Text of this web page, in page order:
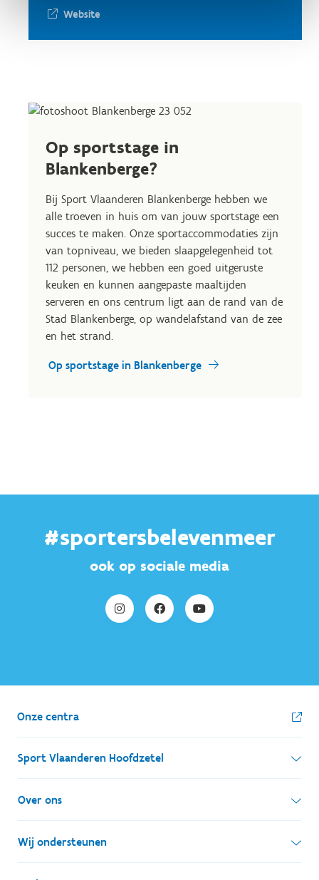
Website
Op sportstage in
Blankenberge?
Bij Sport Vlaanderen Blankenberge hebben we
alle troeven in huis om van jouw sportstage een
succes te maken. Onze sportaccommodaties zijn
van topniveau, we bieden slaapgelegenheid tot
112 personen, we hebben een goed uitgeruste
keuken en kunnen aangepaste maaltijden
serveren en ons centrum ligt aan de rand van de
Stad Blankenberge, op wandelafstand van de zee
en het strand.
Op sportstage in Blankenberge
#sportersbelevenmeer
ook op sociale media
Onze centra
Sport Vlaanderen Hoofdzetel
Simon Bolivarlaan 17
1000 Brussel
Ondernemingsnummer: BE 0248.142.826
Over ons
Wie zijn we, wat doen we
Onze centra
Wij ondersteunen